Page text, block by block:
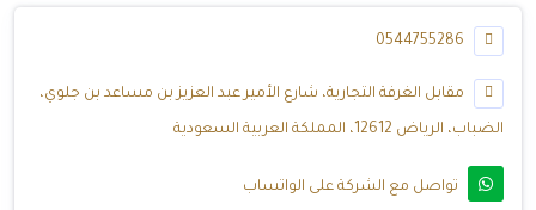
مقابل الغرفة التجارية، شارع الأمير عبد العزيز بن مساعد بن جلوي،
الضباب، الرياض 12612، المملكة العربية السعودية
تواصل مع الشركة على الواتساب